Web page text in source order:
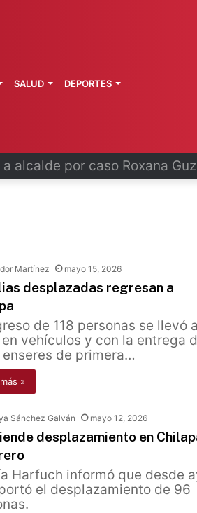
sanitaria en los
SALUD DEPORTES
Martínez mayo 15, 2026
desplazadas regresan a
de 118 personas se llevó a
vehículos y con la entrega
enseres de primera…
»
Sánchez Galván mayo 12, 2026
desplazamiento en
Harfuch informó que desde
el desplazamiento de 96